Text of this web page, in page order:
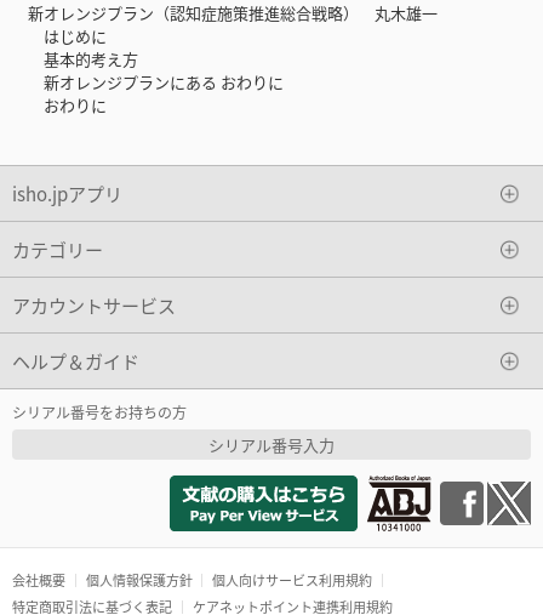
新オレンジプラン（認知症施策推進総合戦略） 丸木雄一
はじめに
基本的考え方
新オレンジプランにある おわりに
おわりに
isho.jpアプリ
カテゴリー
アカウントサービス
ヘルプ＆ガイド
シリアル番号をお持ちの方
シリアル番号入力
会社概要 個人情報保護方針
個人向けサービス利用規約
特定商取引法に基づく表記
ケアネットポイント連携利用規約